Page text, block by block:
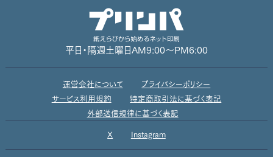
平日・隔週土曜日 AM9:00～PM6:00
運営会社について
プライバシーポリシー
サービス利用規約
特定商取引法に基づく表記
外部送信規律に基づく表記
X Instagram